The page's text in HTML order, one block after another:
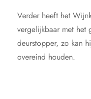
Verder heeft het
vergelijkbaar met het
deurstopper, zo kan
overeind houden.